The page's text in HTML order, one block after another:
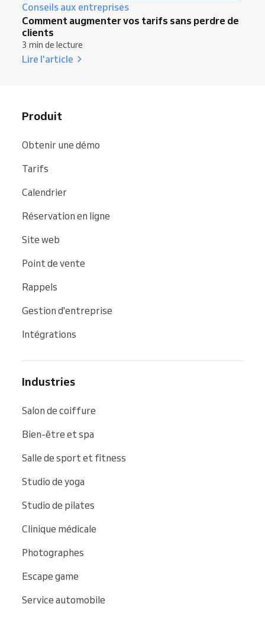
Conseils aux entreprises
Comment augmenter vos tarifs sans perdre de
clients
3 min de lecture
Lire l'article
Produit
Obtenir une démo
Tarifs
Calendrier
Réservation en ligne
Site web
Point de vente
Rappels
Gestion d'entreprise
Intégrations
Industries
Salon de coiffure
Bien-être et spa
Salle de sport et fitness
Studio de yoga
Studio de pilates
Clinique médicale
Photographes
Escape game
Service automobile